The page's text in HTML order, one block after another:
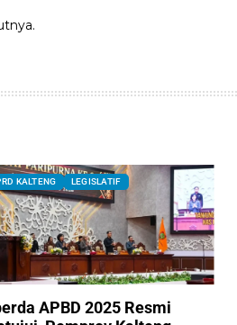
KALTENG LEGISLATIF
APBD 2025 Resmi